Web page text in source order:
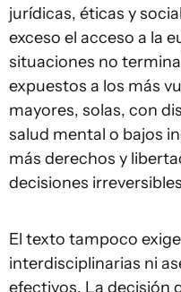
jurídicas, éticas y
exceso el acceso a la
situaciones no
expuestos a los más
mayores, solas, con
salud mental o bajos
más derechos y
decisiones
El texto tampoco
interdisciplinarias ni
efectivos. La decisión